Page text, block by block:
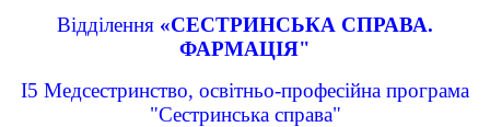
Відділення «СЕСТРИНСЬКА СПРАВА.
ФАРМАЦІЯ"
І5 Медсестринство, освітньо-професійна програма
"Сестринська справа"